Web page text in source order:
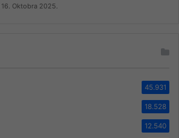
16. Oktobra 2025.
45.931
18.528
12.540